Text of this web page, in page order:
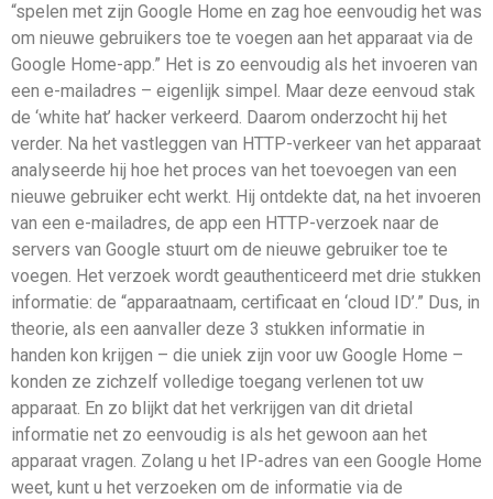
“spelen met zijn Google Home en zag hoe eenvoudig het was
om nieuwe gebruikers toe te voegen aan het apparaat via de
Google Home-app.” Het is zo eenvoudig als het invoeren van
een e-mailadres – eigenlijk simpel. Maar deze eenvoud stak
de ‘white hat’ hacker verkeerd. Daarom onderzocht hij het
verder. Na het vastleggen van HTTP-verkeer van het apparaat
analyseerde hij hoe het proces van het toevoegen van een
nieuwe gebruiker echt werkt. Hij ontdekte dat, na het invoeren
van een e-mailadres, de app een HTTP-verzoek naar de
servers van Google stuurt om de nieuwe gebruiker toe te
voegen. Het verzoek wordt geauthenticeerd met drie stukken
informatie: de “apparaatnaam, certificaat en ‘cloud ID’.” Dus, in
theorie, als een aanvaller deze 3 stukken informatie in
handen kon krijgen – die uniek zijn voor uw Google Home –
konden ze zichzelf volledige toegang verlenen tot uw
apparaat. En zo blijkt dat het verkrijgen van dit drietal
informatie net zo eenvoudig is als het gewoon aan het
apparaat vragen. Zolang u het IP-adres van een Google Home
weet, kunt u het verzoeken om de informatie via de